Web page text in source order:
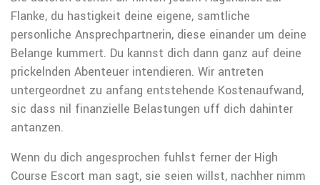
Flanke, du hastigkeit deine eigene, samtliche
personliche Ansprechpartnerin, diese einander um deine
Belange kummert. Du kannst dich dann ganz auf deine
prickelnden Abenteuer intendieren. Wir antreten
untergeordnet zu anfang entstehende Kostenaufwand,
sic dass nil finanzielle Belastungen uff dich dahinter
antanzen.
Wenn du dich angesprochen fuhlst ferner der High
Course Escort man sagt, sie seien willst, nachher nimm